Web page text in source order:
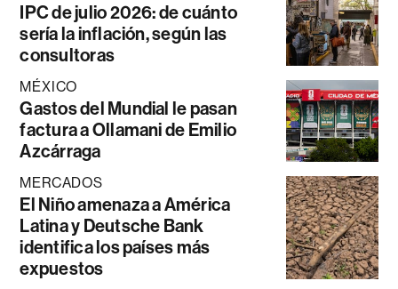
IPC de julio 2026: de cuánto
sería la inflación, según las
consultoras
MÉXICO
Gastos del Mundial le pasan
factura a Ollamani de Emilio
Azcárraga
MERCADOS
El Niño amenaza a América
Latina y Deutsche Bank
identifica los países más
expuestos